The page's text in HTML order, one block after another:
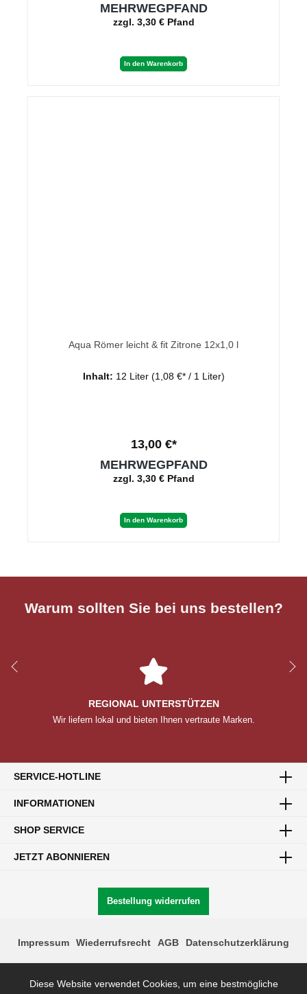
MEHRWEGPFAND
zzgl. 3,30 € Pfand
In den Warenkorb
Aqua Römer leicht & fit Zitrone 12x1,0 l
Inhalt: 12 Liter (1,08 €* / 1 Liter)
13,00 €*
MEHRWEGPFAND
zzgl. 3,30 € Pfand
In den Warenkorb
Warum sollten Sie bei uns bestellen?
REGIONAL UNTERSTÜTZEN
Wir liefern lokal und bieten Ihnen vertraute Marken.
SERVICE-HOTLINE
INFORMATIONEN
SHOP SERVICE
JETZT ABONNIEREN
Bestellung widerrufen
Impressum Wiederrufsrecht AGB Datenschutzerklärung
bei Mehrwegware und Nachnahmegebühren, wenn nicht anders
Diese Website verwendet Cookies, um eine bestmögliche